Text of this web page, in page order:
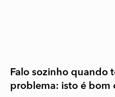
Falo sozinho quando
problema: isto é bom